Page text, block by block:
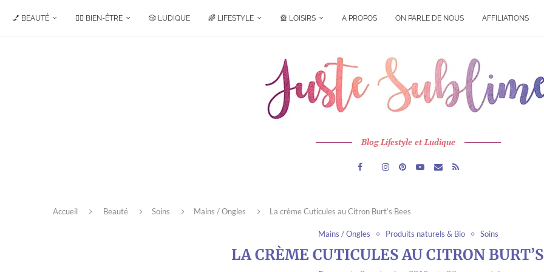
💅 BEAUTÉ 🧘‍♀️ BIEN-ÊTRE 🎲 LUDIQUE 🌈 LIFESTYLE 🎡 LOISIRS A PROPOS ON PARLE DE NOUS AFFILIATIONS
Blog Lifestyle et Ludique
Accueil Beauté Soins Mains / Ongles La crème Cuticules au Citron Burt’s Bees
Mains / Ongles Produits naturels & Bio Soins
LA CRÈME CUTICULES AU CITRON